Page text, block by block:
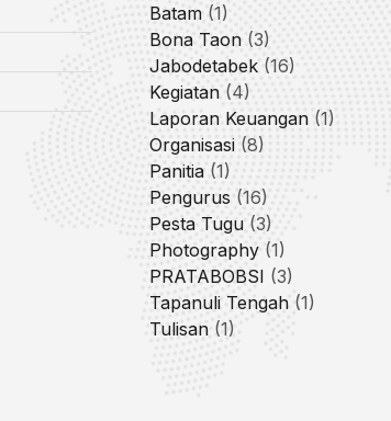
Batam (1)
Bona Taon (3)
Jabodetabek (16)
Kegiatan (4)
Laporan Keuangan (1)
Organisasi (8)
Panitia (1)
Pengurus (16)
Pesta Tugu (3)
Photography (1)
PRATABOBSI (3)
Tapanuli Tengah (1)
Tulisan (1)